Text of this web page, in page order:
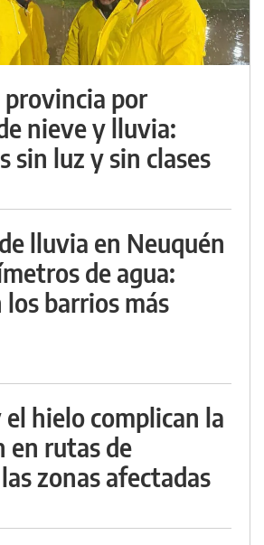
provincia por
nieve y lluvia:
sin luz y sin clases
lluvia en Neuquén
de agua:
los barrios más
hielo complican la
en rutas de
zonas afectadas